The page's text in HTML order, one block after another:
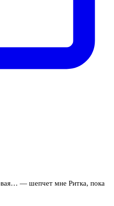
— шепчет мне Ритка, пока